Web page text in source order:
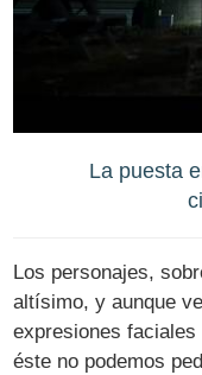
La puesta
Los personajes,
altísimo, y aunque
expresiones
éste no podemos